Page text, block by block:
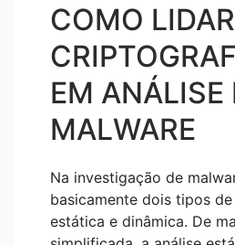
COMO
EM ANÁLISE
MALWARE
Na investigação de
basicamente dois tipos de
estática e dinâmica. De